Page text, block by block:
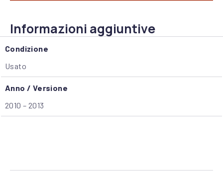
Informazioni aggiuntive
Condizione
Usato
Anno / Versione
2010 – 2013